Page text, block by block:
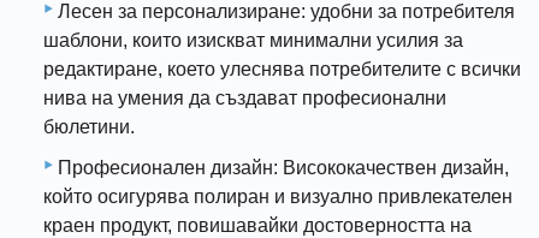
Лесен за персонализиране: удобни за потребителя
шаблони, които изискват минимални усилия за
редактиране, което улеснява потребителите с всички
нива на умения да създават професионални
бюлетини.
Професионален дизайн: Висококачествен дизайн,
който осигурява полиран и визуално привлекателен
краен продукт, повишавайки достоверността на